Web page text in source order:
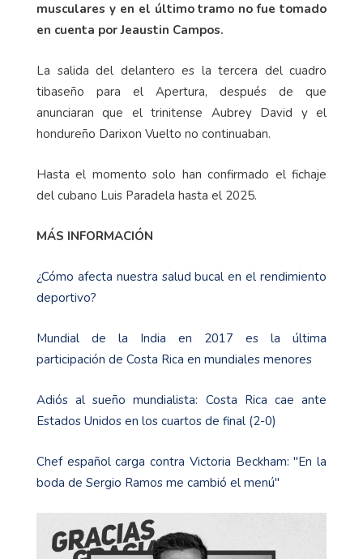
musculares y en el último tramo no fue tomado
en cuenta por Jeaustin Campos.
La salida del delantero es la tercera del cuadro
tibaseño para el Apertura, después de que
anunciaran que el trinitense Aubrey David y el
hondureño Darixon Vuelto no continuaban.
Hasta el momento solo han confirmado el fichaje
del cubano Luis Paradela hasta el 2025.
MÁS INFORMACIÓN
¿Cómo afecta nuestra salud bucal en el rendimiento
deportivo?
Mundial de la India en 2017 es la última
participación de Costa Rica en mundiales menores
Adiós al sueño mundialista: Costa Rica cae ante
Estados Unidos en los cuartos de final (2-0)
Chef español carga contra Victoria Beckham: "En la
boda de Sergio Ramos me cambió el menú"